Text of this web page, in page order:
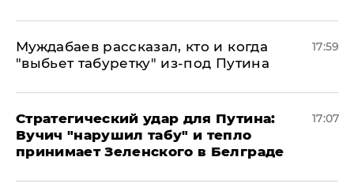
Муждабаев рассказал, кто и когда
"выбьет табуретку" из-под Путина
17:59
Стратегический удар для Путина:
Вучич "нарушил табу" и тепло
принимает Зеленского в Белграде
17:07